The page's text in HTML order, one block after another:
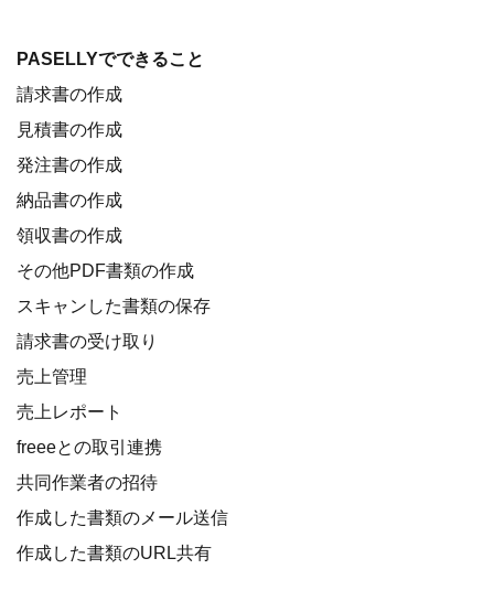
PASELLYでできること
請求書の作成
見積書の作成
発注書の作成
納品書の作成
領収書の作成
その他PDF書類の作成
スキャンした書類の保存
請求書の受け取り
売上管理
売上レポート
freeeとの取引連携
共同作業者の招待
作成した書類のメール送信
作成した書類のURL共有